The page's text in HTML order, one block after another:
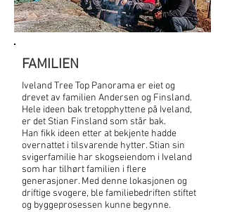
FAMILIEN
Iveland Tree Top Panorama er eiet og
drevet av familien Andersen og Finsland.
Hele ideen bak tretopphyttene på Iveland,
er det Stian Finsland som står bak.
Han fikk ideen etter at bekjente hadde
overnattet i tilsvarende hytter. Stian sin
svigerfamilie har skogseiendom i Iveland
som har tilhørt familien i flere
generasjoner. Med denne lokasjonen og
driftige svogere, ble familiebedriften stiftet
og byggeprosessen kunne begynne.